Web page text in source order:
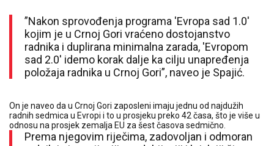
”Nakon sprovođenja programa 'Evropa sad 1.0'
kojim je u Crnoj Gori vraćeno dostojanstvo
radnika i duplirana minimalna zarada, 'Evropom
sad 2.0' idemo korak dalje ka cilju unapređenja
položaja radnika u Crnoj Gori”, naveo je Spajić.
On je naveo da u Crnoj Gori zaposleni imaju jednu od najdužih
radnih sedmica u Evropi i to u prosjeku preko 42 časa, što je više u
odnosu na prosjek zemalja EU za šest časova sedmično.
Prema njegovim riječima, zadovoljan i odmoran